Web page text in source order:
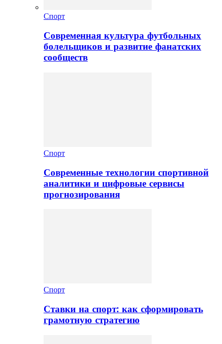
Спорт
Современная культура футбольных
болельщиков и развитие фанатских
сообществ
Спорт
Современные технологии спортивной
аналитики и цифровые сервисы
прогнозирования
Спорт
Ставки на спорт: как сформировать
грамотную стратегию